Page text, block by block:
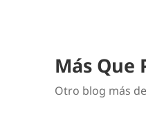
Más Que
Otro blog más